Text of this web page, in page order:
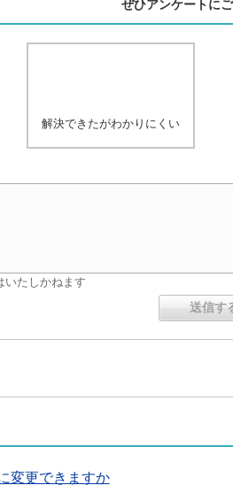
ぜひアンケートに
解決できたがわかりにくい
いたしかねます
変更できますか